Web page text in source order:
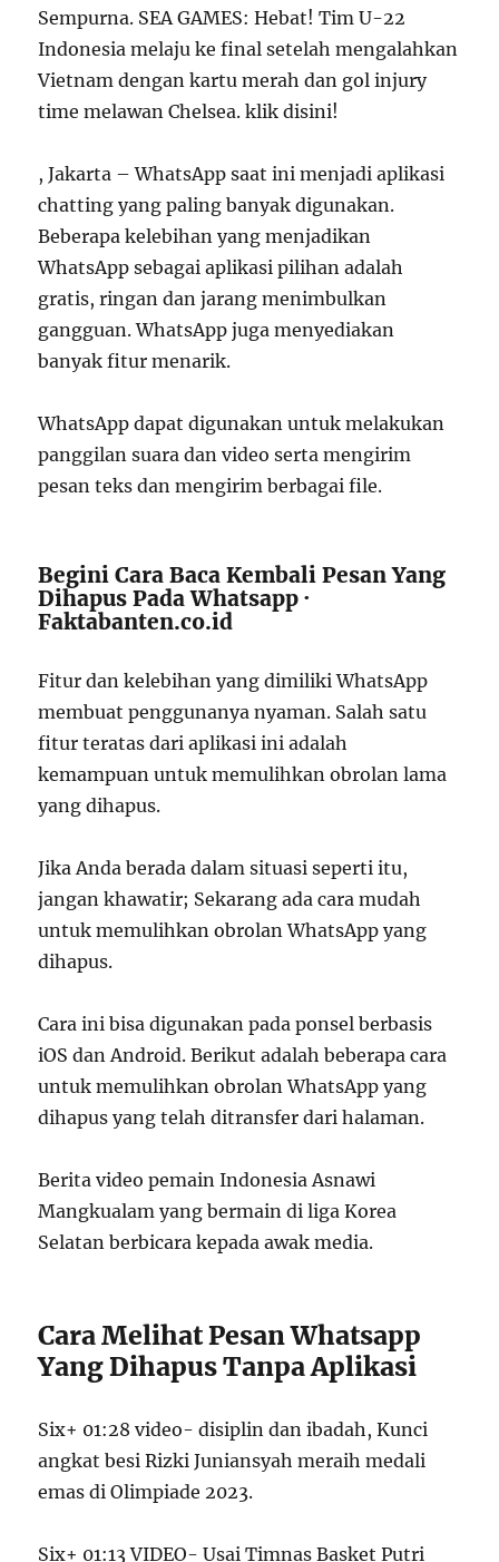
Sempurna. SEA GAMES: Hebat! Tim U-22
Indonesia melaju ke final setelah mengalahkan
Vietnam dengan kartu merah dan gol injury
time melawan Chelsea. klik disini!
, Jakarta – WhatsApp saat ini menjadi aplikasi
chatting yang paling banyak digunakan.
Beberapa kelebihan yang menjadikan
WhatsApp sebagai aplikasi pilihan adalah
gratis, ringan dan jarang menimbulkan
gangguan. WhatsApp juga menyediakan
banyak fitur menarik.
WhatsApp dapat digunakan untuk melakukan
panggilan suara dan video serta mengirim
pesan teks dan mengirim berbagai file.
Begini Cara Baca Kembali Pesan Yang
Dihapus Pada Whatsapp ·
Faktabanten.co.id
Fitur dan kelebihan yang dimiliki WhatsApp
membuat penggunanya nyaman. Salah satu
fitur teratas dari aplikasi ini adalah
kemampuan untuk memulihkan obrolan lama
yang dihapus.
Jika Anda berada dalam situasi seperti itu,
jangan khawatir; Sekarang ada cara mudah
untuk memulihkan obrolan WhatsApp yang
dihapus.
Cara ini bisa digunakan pada ponsel berbasis
iOS dan Android. Berikut adalah beberapa cara
untuk memulihkan obrolan WhatsApp yang
dihapus yang telah ditransfer dari halaman.
Berita video pemain Indonesia Asnawi
Mangkualam yang bermain di liga Korea
Selatan berbicara kepada awak media.
Cara Melihat Pesan Whatsapp
Yang Dihapus Tanpa Aplikasi
Six+ 01:28 video- disiplin dan ibadah, Kunci
angkat besi Rizki Juniansyah meraih medali
emas di Olimpiade 2023.
Six+ 01:13 VIDEO- Usai Timnas Basket Putri